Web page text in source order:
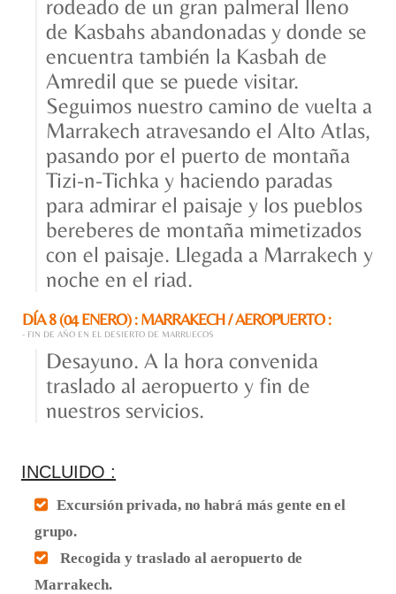
rodeado de un gran palmeral lleno
de Kasbahs abandonadas y donde se
encuentra también la Kasbah de
Amredil que se puede visitar.
Seguimos nuestro camino de vuelta a
Marrakech atravesando el Alto Atlas,
pasando por el puerto de montaña
Tizi-n-Tichka y haciendo paradas
para admirar el paisaje y los pueblos
bereberes de montaña mimetizados
con el paisaje. Llegada a Marrakech y
noche en el riad.
DÍA 8 (04 ENERO) : MARRAKECH / AEROPUERTO :
- FIN DE AÑO EN EL DESIERTO DE MARRUECOS
Desayuno. A la hora convenida
traslado al aeropuerto y fin de
nuestros servicios.
INCLUIDO :
Excursión privada, no habrá más gente en el
grupo.
Recogida y traslado al aeropuerto de
Marrakech.